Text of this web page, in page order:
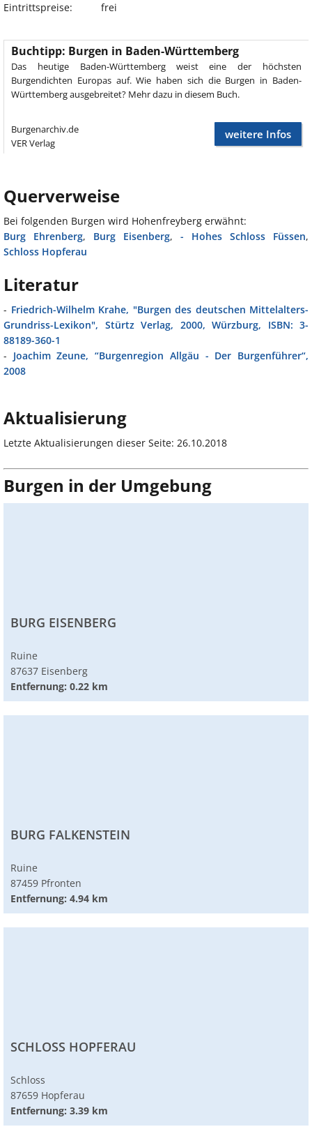
Eintrittspreise:
frei
Buchtipp: Burgen in Baden-Württemberg
Das heutige Baden-Württemberg weist eine der höchsten
Burgendichten Europas auf. Wie haben sich die Burgen in Baden-
Württemberg ausgebreitet? Mehr dazu in diesem Buch.
Burgenarchiv.de
VER Verlag
weitere Infos
Querverweise
Bei folgenden Burgen wird Hohenfreyberg erwähnt:
Burg Ehrenberg, Burg Eisenberg, - Hohes Schloss Füssen,
Schloss Hopferau
Literatur
- Friedrich-Wilhelm Krahe, "Burgen des deutschen Mittelalters-
Grundriss-Lexikon", Stürtz Verlag, 2000, Würzburg, ISBN: 3-
88189-360-1
- Joachim Zeune, “Burgenregion Allgäu - Der Burgenführer“,
2008
Aktualisierung
Letzte Aktualisierungen dieser Seite: 26.10.2018
Burgen in der Umgebung
BURG EISENBERG
Ruine
87637 Eisenberg
Entfernung: 0.22 km
BURG FALKENSTEIN
Ruine
87459 Pfronten
Entfernung: 4.94 km
SCHLOSS HOPFERAU
Schloss
87659 Hopferau
Entfernung: 3.39 km